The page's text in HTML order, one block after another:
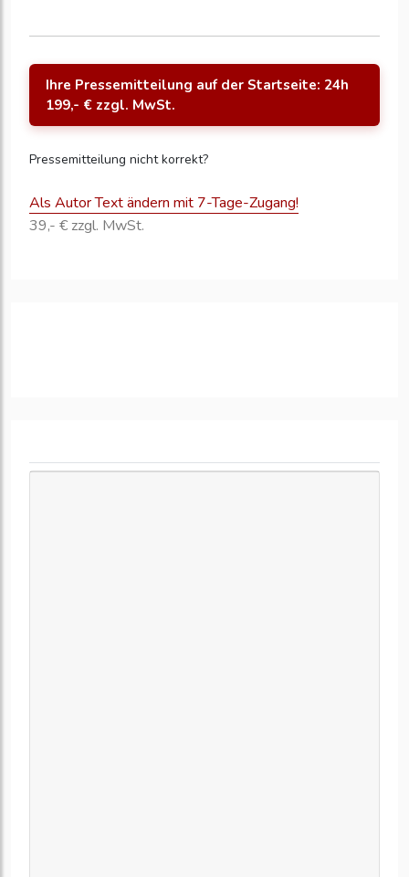
Ihre Pressemitteilung auf der Startseite: 24h
199,- € zzgl. MwSt.
Pressemitteilung nicht korrekt?
Als Autor Text ändern mit 7-Tage-Zugang!
39,- € zzgl. MwSt.